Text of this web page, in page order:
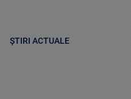
ȘTIRI ACTUALE